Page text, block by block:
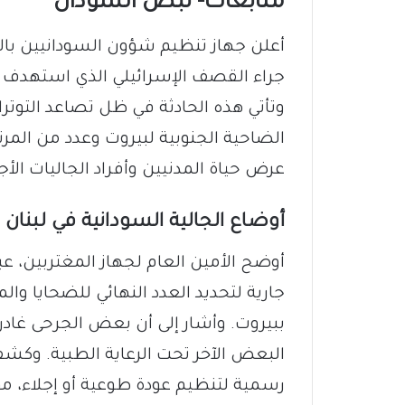
أعلن جهاز تنظيم شؤون السودانيين
جراء القصف الإسرائيلي الذي استهدف
وتأتي هذه الحادثة في ظل تصاعد
الضاحية الجنوبية لبيروت وعدد من
عرض حياة المدنيين وأفراد الجاليات
أوضاع الجالية السودانية في لبنان
أوضح الأمين العام لجهاز المغتربين،
جارية لتحديد العدد النهائي للضحايا
ببيروت. وأشار إلى أن بعض الجرحى
البعض الآخر تحت الرعاية الطبية.
رسمية لتنظيم عودة طوعية أو إجلاء،